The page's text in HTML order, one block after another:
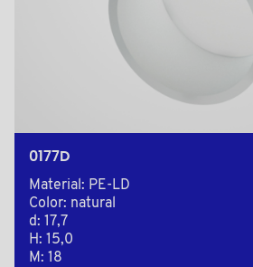
0177D
Material: PE-LD
Color: natural
d: 17,7
H: 15,0
M: 18